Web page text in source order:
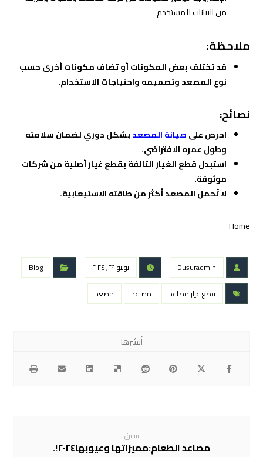
من البيانات للمستخدم
ملاحظة:
قد تختلف بعض المكونات أو تضاف مكونات أخرى حسب
نوع المصعد وتصميمه واحتياجات الاستخدام.
نصائح:
احرص علىصيانة المصعدبشكل دوري لضمان سلامته
وطول عمره الافتراضي.
استبدل قطع الغيار التالفة بقطع غيار أصلية من شركات
موثوقة.
لا تُحمل المصعد أكثر من طاقته الاستيعابية.
Home
Dusuradmin يونيو ٢٩, ٢٠٢٤
Blog
قطع غيار مصاعد
مصاعد مصعد
سابق
مصاعد الطعام:مميزاتها وعيوبها٢٠٢٤!.